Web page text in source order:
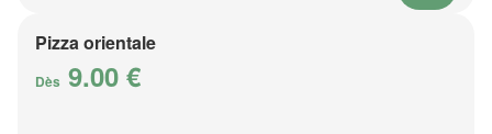
Pizza orientale
Dès 9.00 €